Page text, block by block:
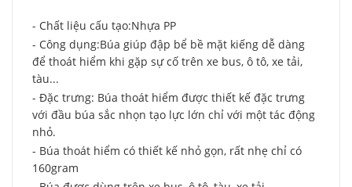
- Chất liệu cấu tạo:Nhựa PP
- Công dụng:Búa giúp đập bể bề mặt kiếng dễ dàng
để thoát hiểm khi gặp sự cố trên xe bus, ô tô, xe tải,
tàu...
- Đặc trưng: Búa thoát hiểm được thiết kế đặc trưng
với đầu búa sắc nhọn tạo lực lớn chỉ với một tác động
nhỏ.
- Búa thoát hiểm có thiết kế nhỏ gọn, rất nhẹ chỉ có
160gram